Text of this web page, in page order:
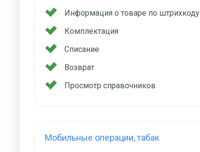
Информация о товаре по штрихкоду
Комплектация
Списание
Возврат
Просмотр справочников
Мобильные операции, табак